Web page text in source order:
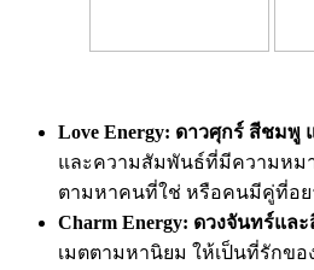
Love Energy: ดาวศุกร์ สีชมพู
และความสัมพันธ์ที่มีความหม
ตามหาคนที่ใช่ หรือคนมีคู่ที่อ
Charm Energy: ดวงจันทร์และ
เมตตามหานิยม ให้เป็นที่รักขอ